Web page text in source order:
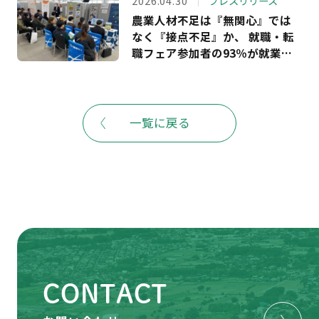
職活動に向け、全国から40社の
農業関連企業が出展予定。株式
会社ビビッドガーデンとの連携
も－
農業人材不足は『無関心』では
なく『接点不足』か、 就職・転
職フェア参加者の93％が就業を
名来場で見えた若手の関心—
一覧に戻る
CONTACT